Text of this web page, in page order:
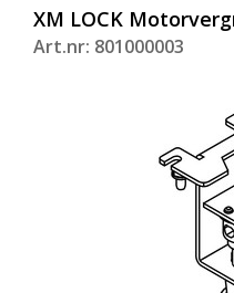
XM LOCK
Art.nr: 801000003